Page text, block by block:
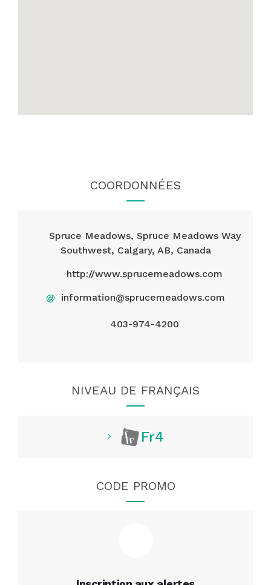
COORDONNÉES
Spruce Meadows, Spruce Meadows Way
Southwest, Calgary, AB, Canada
http://www.sprucemeadows.com
@ information@sprucemeadows.com
403-974-4200
NIVEAU DE FRANÇAIS
Fr4
CODE PROMO